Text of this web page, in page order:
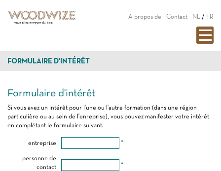
A propos de Contact NL / FR
FORMULAIRE D'INTÉRÊT
Formulaire d'intérêt
Si vous avez un intérêt pour l'une ou l'autre formation (dans une région
particulière ou au sein de l'enreprise), vous pouvez manifester votre intérêt
en complétant le formulaire suivant.
entreprise *
personne de
contact
*